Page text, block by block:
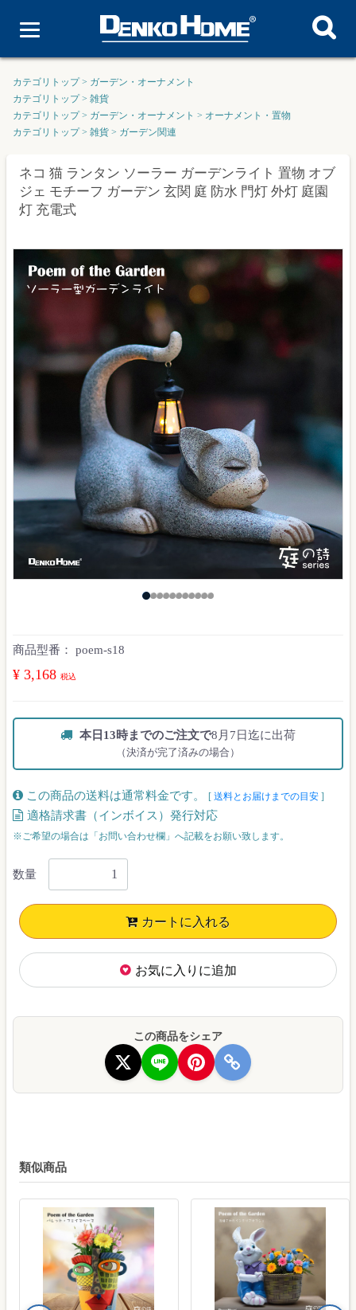
カテゴリトップ > ガーデン・オーナメント
カテゴリトップ > 雑貨
カテゴリトップ > ガーデン・オーナメント > オーナメント・置物
カテゴリトップ > 雑貨 > ガーデン関連
ネコ 猫 ランタン ソーラー ガーデンライト 置物 オブ
ジェ モチーフ ガーデン 玄関 庭 防水 門灯 外灯 庭園
灯 充電式
商品型番： poem-s18
¥ 3,168 税込
本日13時までのご注文で8月7日迄に出荷
（決済が完了済みの場合）
この商品の送料は通常料金です。 [ 送料とお届けまでの目安 ]
適格請求書（インボイス）発行対応
※ご希望の場合は「お問い合わせ欄」へ記載をお願い致します。
数量
カートに入れる
お気に入りに追加
この商品をシェア
類似商品